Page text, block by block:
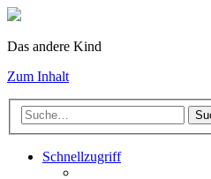
Das andere Kind
Zum Inhalt
Schnellzugriff